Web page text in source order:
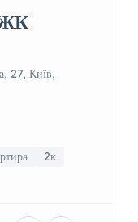
ЖК
27, Київ,
2к